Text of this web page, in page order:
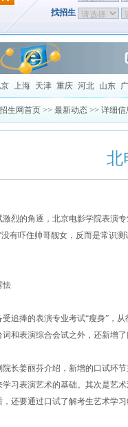
找招生
上海 天津 重庆 河北 山东
生网首页 >> 最新动态 >> 详细信
北
的角逐，北京电影学院表演专
没有吓住帅哥靓女，反而是常识
怯
追捧的表演专业考试“瘦身”，
和表演综合会试之外，还新增
长姜丽芬介绍，新增的口试环
学习表演艺术的基础。其次是艺
还要通过口试了解考生艺术学